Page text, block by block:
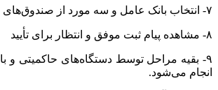
۷- انتخاب بانک عامل و سه مورد از صندوق‌های سهام
۸- مشاهده پیام ثبت موفق و انتظار برای تأیید
۹- بقیه مراحل توسط دستگاه‌های حاکمیتی و
انجام می‌شود.